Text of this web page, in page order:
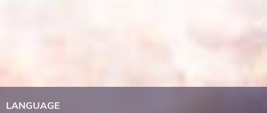
LANGUAGE